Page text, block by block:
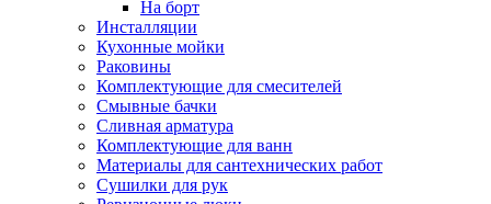
На борт
Инсталляции
Кухонные мойки
Раковины
Комплектующие для смесителей
Смывные бачки
Сливная арматура
Комплектующие для ванн
Материалы для сантехнических работ
Сушилки для рук